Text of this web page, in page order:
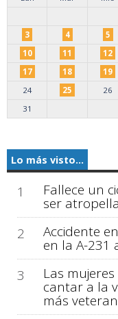
3
4 5
10
11 12
17
18 19
24
25 26
31
Lo más visto...
1 Fallece un
ser
2
Accidente
en la A-231
3
Las
cantar a la
más